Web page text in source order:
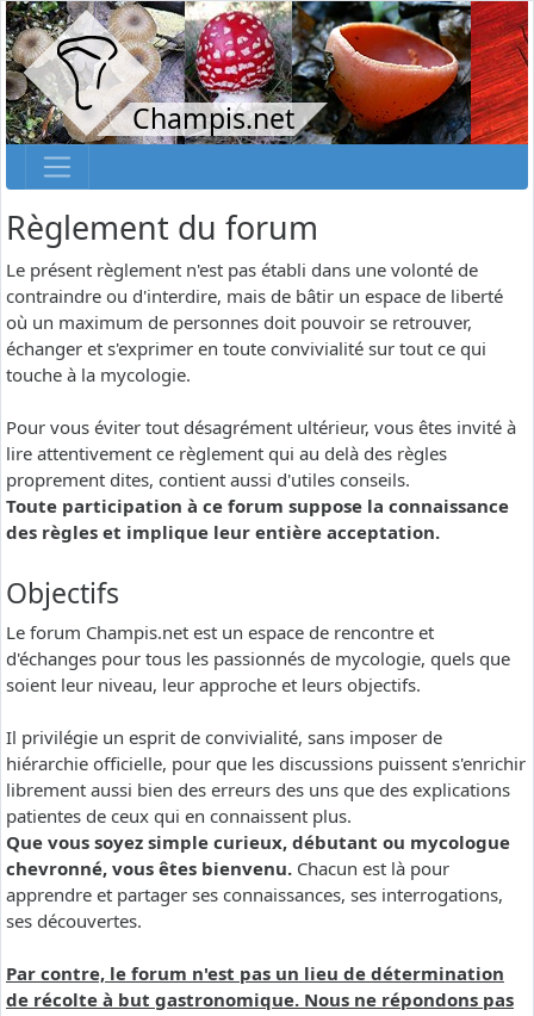
Champis.net
Règlement du forum
Le présent règlement n'est pas établi dans une volonté de
contraindre ou d'interdire, mais de bâtir un espace de liberté
où un maximum de personnes doit pouvoir se retrouver,
échanger et s'exprimer en toute convivialité sur tout ce qui
touche à la mycologie.
Pour vous éviter tout désagrément ultérieur, vous êtes invité à
lire attentivement ce règlement qui au delà des règles
proprement dites, contient aussi d'utiles conseils.
Toute participation à ce forum suppose la connaissance
des règles et implique leur entière acceptation.
Objectifs
Le forum Champis.net est un espace de rencontre et
d'échanges pour tous les passionnés de mycologie, quels que
soient leur niveau, leur approche et leurs objectifs.
Il privilégie un esprit de convivialité, sans imposer de
hiérarchie officielle, pour que les discussions puissent s'enrichir
librement aussi bien des erreurs des uns que des explications
patientes de ceux qui en connaissent plus.
Que vous soyez simple curieux, débutant ou mycologue
chevronné, vous êtes bienvenu. Chacun est là pour
apprendre et partager ses connaissances, ses interrogations,
ses découvertes.
Par contre, le forum n'est pas un lieu de détermination
de récolte à but gastronomique. Nous ne répondons pas